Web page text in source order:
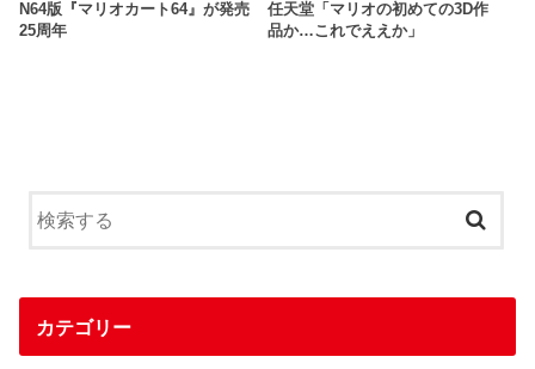
N64版『マリオカート64』が発売
25周年
任天堂「マリオの初めての3D作
品か…これでええか」
カテゴリー